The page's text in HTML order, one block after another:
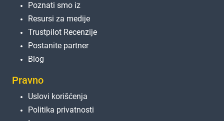
Poznati smo iz
Resursi za medije
Trustpilot Recenzije
Postanite partner
Blog
Pravno
Uslovi korišćenja
Politika privatnosti